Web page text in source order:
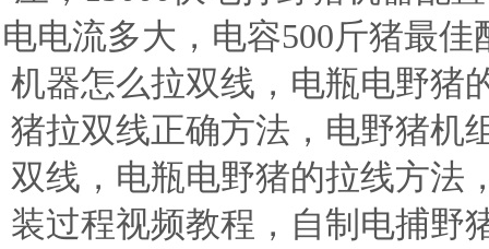
电电流多大，电容500斤猪最
机器怎么拉双线，电瓶电野猪
猪拉双线正确方法，电野猪机
双线，电瓶电野猪的拉线方法
装过程视频教程，自制电捕野